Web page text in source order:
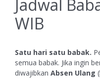
Jadwal
WIB
Satu hari satu babak.
semua babak. Jika ingin
diwajibkan Absen Ulang